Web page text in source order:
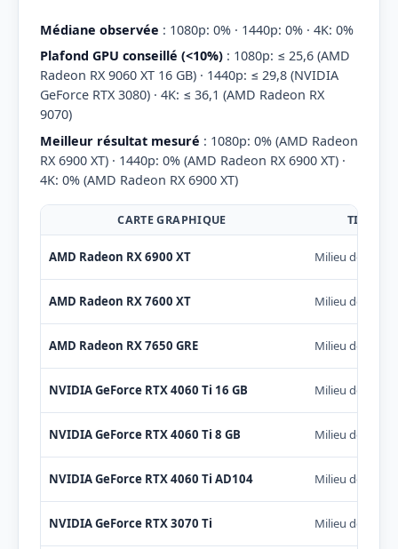
Médiane observée : 1080p: 0% · 1440p: 0% · 4K: 0%
Plafond GPU conseillé (<10%) : 1080p: ≤ 25,6 (AMD
Radeon RX 9060 XT 16 GB) · 1440p: ≤ 29,8 (NVIDIA
GeForce RTX 3080) · 4K: ≤ 36,1 (AMD Radeon RX
9070)
Meilleur résultat mesuré : 1080p: 0% (AMD Radeon
RX 6900 XT) · 1440p: 0% (AMD Radeon RX 6900 XT) ·
4K: 0% (AMD Radeon RX 6900 XT)
CARTE GRAPHIQUE TIER
AMD Radeon RX 6900 XT Milieu de
AMD Radeon RX 7600 XT Milieu de
AMD Radeon RX 7650 GRE Milieu de
NVIDIA GeForce RTX 4060 Ti 16 GB Milieu de
NVIDIA GeForce RTX 4060 Ti 8 GB Milieu de
NVIDIA GeForce RTX 4060 Ti AD104 Milieu de
NVIDIA GeForce RTX 3070 Ti Milieu de